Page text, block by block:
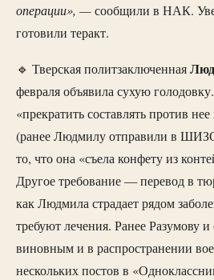
операции», —сообщили в НАК.
готовили теракт.
🔹 Тверская политзаключенная
февраля объявила сухую
«прекратить составлять против
(ранее Людмилу отправили в
то, что она «съела конфету из
Другое требование — перевод в
как Людмила страдает рядом
требуют лечения. Ранее Разумову
виновным и в распространении
нескольких постов в